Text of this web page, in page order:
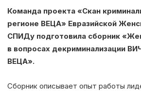
Команда проекта «Скан
регионе ВЕЦА» Евразийской
СПИДу подготовила сборник
в вопросах декриминализации
ВЕЦА».
Сборник описывает опыт работы